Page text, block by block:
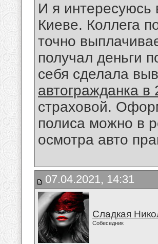
И я интересуюсь
Киеве. Коллега
точно
получал деньги
себя сделала
автогражданка в
страховой.
полиса можно в
осмотра авто
07.04.2021, 14:31
Сладкая
Собеседник